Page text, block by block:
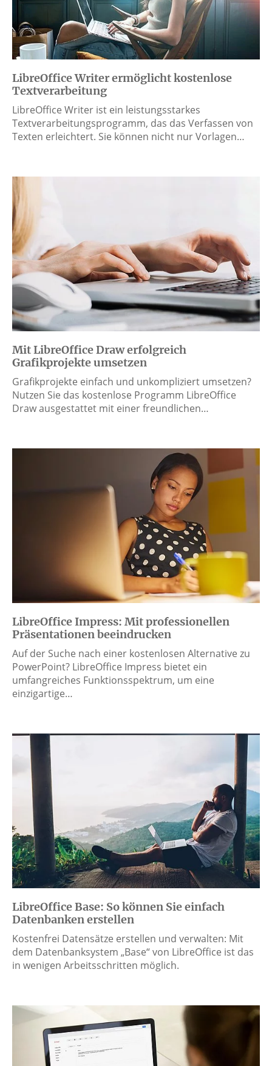
LibreOffice Writer ermöglicht kostenlose
Textverarbeitung
LibreOffice Writer ist ein leistungsstarkes
Textverarbeitungsprogramm, das das Verfassen von
Texten erleichtert. Sie können nicht nur Vorlagen…
Mit LibreOffice Draw erfolgreich
Grafikprojekte umsetzen
Grafikprojekte einfach und unkompliziert umsetzen?
Nutzen Sie das kostenlose Programm LibreOffice
Draw ausgestattet mit einer freundlichen…
LibreOffice Impress: Mit professionellen
Präsentationen beeindrucken
Auf der Suche nach einer kostenlosen Alternative zu
PowerPoint? LibreOffice Impress bietet ein
umfangreiches Funktionsspektrum, um eine
einzigartige…
LibreOffice Base: So können Sie einfach
Datenbanken erstellen
Kostenfrei Datensätze erstellen und verwalten: Mit
dem Datenbanksystem „Base“ von LibreOffice ist das
in wenigen Arbeitsschritten möglich.